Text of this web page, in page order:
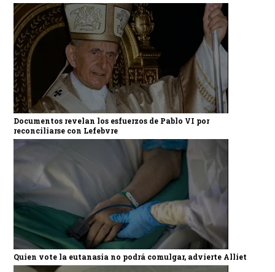
Documentos revelan los esfuerzos de Pablo VI por
reconciliarse con Lefebvre
Quien vote la eutanasia no podrá comulgar, advierte Alliet